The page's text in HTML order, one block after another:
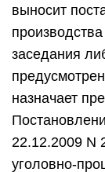
выносит
заседания
назначает
22.12.2009 N
уголовно-